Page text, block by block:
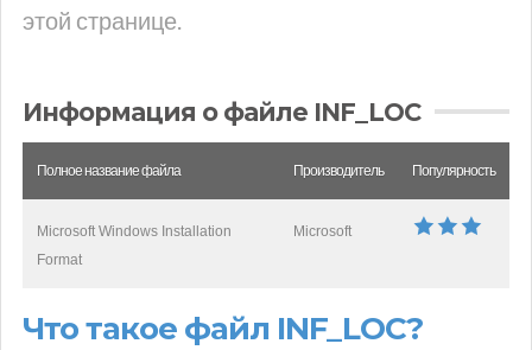
этой странице.
Информация о файле INF_LOC
Полное название файла Производитель Популярность
Microsoft Windows Installation
Format
Microsoft
Что такое файл INF_LOC?